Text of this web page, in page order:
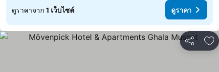
ดูราคาจาก 1 เว็บไซต์ ดูราคา
แชร์ เ